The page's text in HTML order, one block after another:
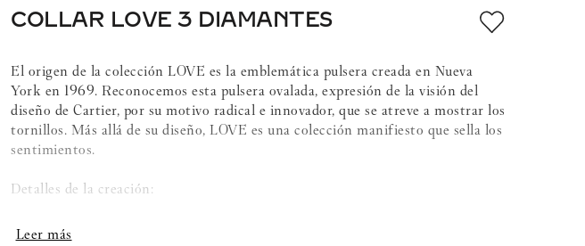
COLLAR LOVE 3 DIAMANTES
El origen de la colección LOVE es la emblemática pulsera creada en Nueva
York en 1969. Reconocemos esta pulsera ovalada, expresión de la visión del
diseño de Cartier, por su motivo radical e innovador, que se atreve a mostrar los
tornillos. Más allá de su diseño, LOVE es una colección manifiesto que sella los
sentimientos.
Detalles de la creación:
- Oro rosa 750/1000